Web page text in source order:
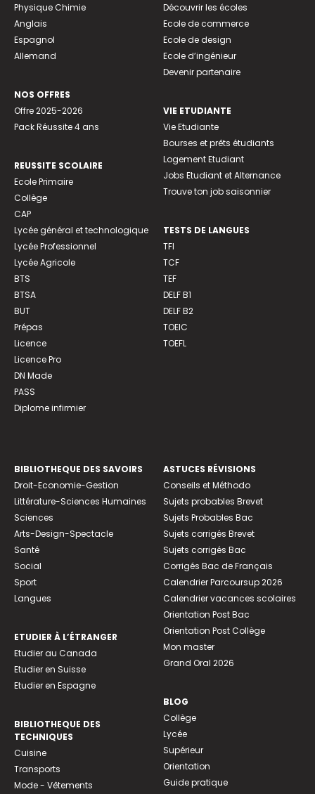
Physique Chimie
Anglais
Espagnol
Allemand
NOS OFFRES
Offre 2025-2026
Pack Réussite 4 ans
REUSSITE SCOLAIRE
Ecole Primaire
Collège
CAP
Lycée général et technologique
Lycée Professionnel
Lycée Agricole
BTS
BTSA
BUT
Prépas
Licence
Licence Pro
DN Made
PASS
Diplome infirmier
Découvrir les écoles
Ecole de commerce
Ecole de design
Ecole d’ingénieur
Devenir partenaire
VIE ETUDIANTE
Vie Etudiante
Bourses et prêts étudiants
Logement Etudiant
Jobs Etudiant et Alternance
Trouve ton job saisonnier
TESTS DE LANGUES
TFI
TCF
TEF
DELF B1
DELF B2
TOEIC
TOEFL
BIBLIOTHEQUE DES SAVOIRS
Droit-Economie-Gestion
Littérature-Sciences Humaines
Sciences
Arts-Design-Spectacle
Santé
Social
Sport
Langues
ETUDIER À L’ÉTRANGER
Etudier au Canada
Etudier en Suisse
Etudier en Espagne
BIBLIOTHEQUE DES
TECHNIQUES
Cuisine
Transports
Mode - Vêtements
ASTUCES RÉVISIONS
Conseils et Méthodo
Sujets probables Brevet
Sujets Probables Bac
Sujets corrigés Brevet
Sujets corrigés Bac
Corrigés Bac de Français
Calendrier Parcoursup 2026
Calendrier vacances scolaires
Orientation Post Bac
Orientation Post Collège
Mon master
Grand Oral 2026
BLOG
Collège
Lycée
Supérieur
Orientation
Guide pratique